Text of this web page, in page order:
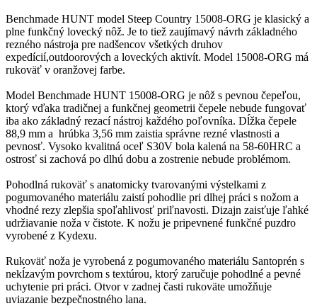
Benchmade HUNT model Steep Country 15008-ORG je klasický a
plne funkčný lovecký nôž. Je to tiež zaujímavý návrh základného
rezného nástroja pre nadšencov všetkých druhov
expedícií,outdoorových a loveckých aktivít. Model 15008-ORG má
rukoväť v oranžovej farbe.
Model Benchmade HUNT 15008-ORG je nôž s pevnou čepeľou,
ktorý vďaka tradičnej a funkčnej geometrii čepele nebude fungovať
iba ako základný rezací nástroj každého poľovníka. Dĺžka čepele
88,9 mm a hrúbka 3,56 mm zaistia správne rezné vlastnosti a
pevnosť. Vysoko kvalitná oceľ S30V bola kalená na 58-60HRC a
ostrosť si zachová po dlhú dobu a zostrenie nebude problémom.
Pohodlná rukoväť s anatomicky tvarovanými výstelkami z
pogumovaného materiálu zaistí pohodlie pri dlhej práci s nožom a
vhodné rezy zlepšia spoľahlivosť priľnavosti. Dizajn zaisťuje ľahké
udržiavanie noža v čistote. K nožu je pripevnené funkčné puzdro
vyrobené z Kydexu.
Rukoväť noža je vyrobená z pogumovaného materiálu Santoprén s
nekĺzavým povrchom s textúrou, ktorý zaručuje pohodlné a pevné
uchytenie pri práci. Otvor v zadnej časti rukoväte umožňuje
uviazanie bezpečnostného lana.